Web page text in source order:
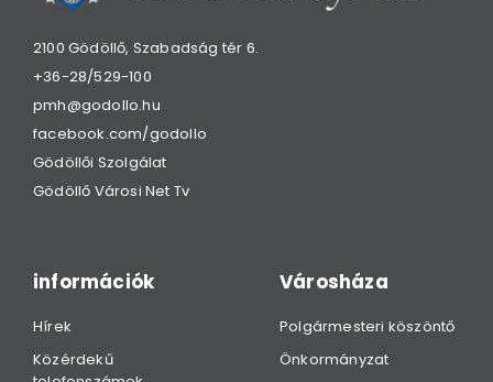
2100 Gödöllő, Szabadság tér 6.
+36-28/529-100
pmh@godollo.hu
facebook.com/godollo
Gödöllői Szolgálat
Gödöllő Városi Net Tv
információk
Hírek
Közérdekű
Városháza
Polgármesteri köszöntő
Önkormányzat